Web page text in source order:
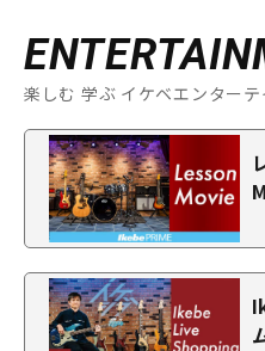
楽しむ 学ぶ イケベエンターテ